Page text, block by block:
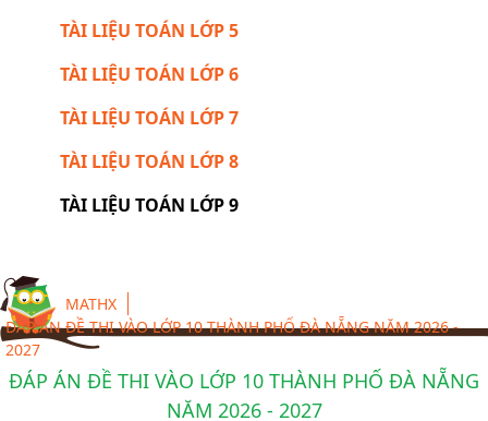
TÀI LIỆU TOÁN LỚP 5
TÀI LIỆU TOÁN LỚP 6
TÀI LIỆU TOÁN LỚP 7
TÀI LIỆU TOÁN LỚP 8
TÀI LIỆU TOÁN LỚP 9
MATHX
ĐÁP ÁN ĐỀ THI VÀO LỚP 10 THÀNH PHỐ ĐÀ NẴNG NĂM 2026 -
2027
ĐÁP ÁN ĐỀ THI VÀO LỚP 10 THÀNH PHỐ ĐÀ NẴNG
NĂM 2026 - 2027